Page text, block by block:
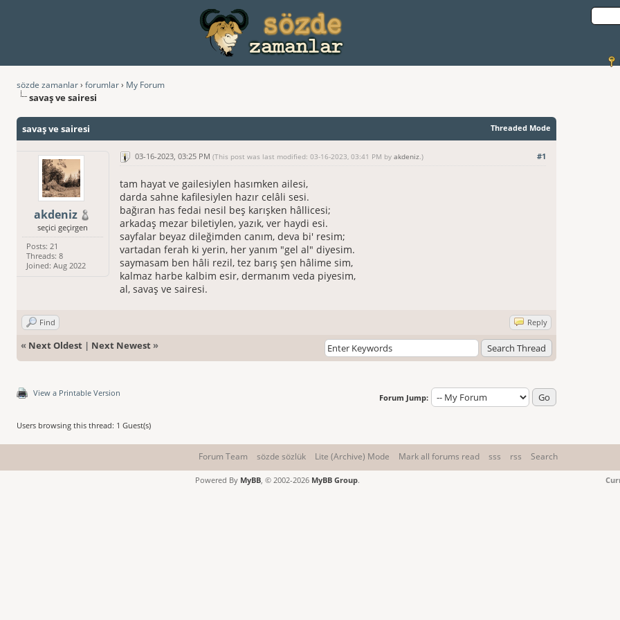
sözde zamanlar› forumlar› My Forum
savaş ve sairesi
Threaded Mode
savaş ve sairesi
akdeniz
seçici geçirgen
Posts: 21
Threads: 8
Joined: Aug 2022
#1
03-16-2023, 03:25 PM(This post was last modified: 03-16-2023, 03:41 PM byakdeniz.)
tam hayat ve gailesiylen hasımken ailesi,
darda sahne kafilesiylen hazır celâli sesi.
bağıran has fedai nesil beş karışken hâllicesi;
arkadaş mezar biletiylen, yazık, ver haydi esi.
sayfalar beyaz dileğimden canım, deva bi' resim;
vartadan ferah ki yerin, her yanım "gel al" diyesim.
saymasam ben hâli rezil, tez barış şen hâlime sim,
kalmaz harbe kalbim esir, dermanım veda piyesim,
al, savaş ve sairesi.
Find Reply
« Next Oldest | Next Newest »
View a Printable Version Forum Jump:
Users browsing this thread: 1 Guest(s)
Forum Team sözde sözlük Lite (Archive) Mode Mark all forums read sss rss Search
Powered By MyBB, © 2002-2026 MyBB Group.